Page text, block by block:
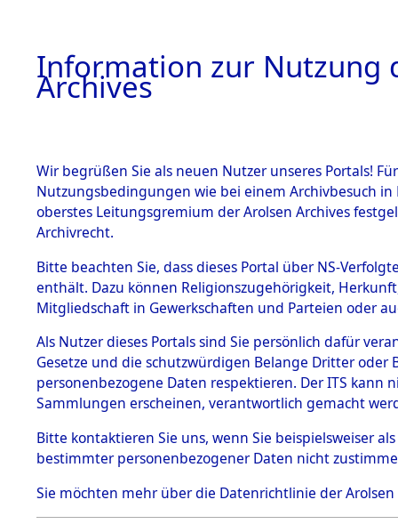
BESTÄNDE
1.
mente
5. Verschiedenes
5.3
Todesmärsche
5.3.1 Alliierte
Erhebungen
zu
Todesmärsch
en
5.3.2
Erkelenz
Information zur Nutzung
Archives
Wir begrüßen Sie als neuen Nutzer unseres Portals!
Nutzungsbedingungen wie bei einem Archivbesuch
oberstes Leitungsgremium der Arolsen Archives
Archivrecht.
Bitte beachten Sie, dass dieses Portal über NS-
enthält. Dazu können Religionszugehörigkeit,
Mitgliedschaft in Gewerkschaften und Parteien oder
Als Nutzer dieses Portals sind Sie persönlich dafür
Gesetze und die schutzwürdigen Belange Dritter
personenbezogene Daten respektieren. Der ITS
Sammlungen erscheinen, verantwortlich gemacht
Bitte kontaktieren Sie uns, wenn Sie beispielsweiser
bestimmter personenbezogener Daten nicht
Sie möchten mehr über die Datenrichtlinie der Arolsen